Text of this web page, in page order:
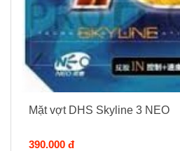
Mặt vợt DHS Skyline 3 NEO
390.000 đ